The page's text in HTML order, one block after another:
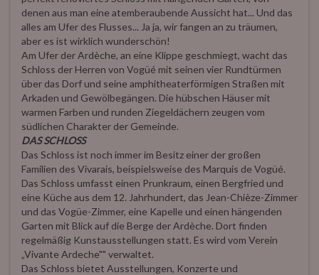
denen aus man eine atemberaubende Aussicht hat... Und das
alles am Ufer des Flusses... Ja ja, wir fangen an zu träumen,
aber es ist wirklich wunderschön!
Am Ufer der Ardèche, an eine Klippe geschmiegt, wacht das
Schloss der Herren von Vogüé mit seinen vier Rundtürmen
über das Dorf und seine amphitheaterförmigen Straßen mit
Arkaden und Gewölbegängen. Die hübschen Häuser mit
warmen Farben und runden Ziegeldächern zeugen vom
südlichen Charakter der Gemeinde.
DAS SCHLOSS
Das Schloss ist noch immer im Besitz einer der großen
Familien des Vivarais, beispielsweise des Marquis de Vogüé.
Das Schloss umfasst einen Prunkraum, einen Bergfried und
eine Küche aus dem 12. Jahrhundert, das Jean-Chièze-Zimmer
und das Vogüe-Zimmer, eine Kapelle und einen hängenden
Garten mit Blick auf die Berge der Ardèche. Dort finden
regelmäßig Kunstausstellungen statt. Es wird vom Verein
„Vivante Ardeche"" verwaltet.
Das Schloss bietet Ausstellungen, Konzerte und